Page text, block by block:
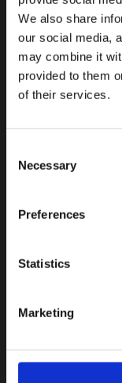
We also share
our social media,
may combine it
provided to them
of their services.
Selection
Necessary
Preferences
Statistics
Marketing
Val op